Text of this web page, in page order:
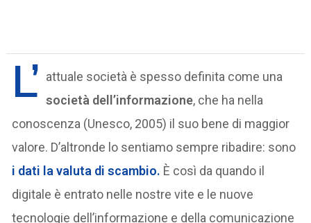
L’ attuale società è spesso definita come una
società dell’informazione, che ha nella
conoscenza (Unesco, 2005) il suo bene di maggior
valore. D’altronde lo sentiamo sempre ribadire: sono
i dati la valuta di scambio. È così da quando il
digitale è entrato nelle nostre vite e le nuove
tecnologie dell’informazione e della comunicazione